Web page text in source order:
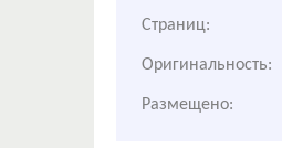
Страниц:
Оригинальность:
Размещено: